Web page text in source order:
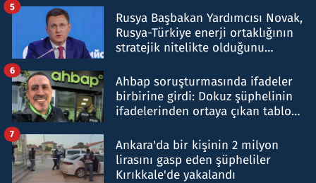
Rusya Başbakan Yardımcısı Novak,
Rusya-Türkiye enerji ortaklığının
stratejik nitelikte olduğunu
5
Ahbap soruşturmasında ifadeler
birbirine girdi: Dokuz şüphelinin
ifadelerinden ortaya çıkan tablo
6
Ankara'da bir kişinin 2 milyon
lirasını gasp eden şüpheliler
Kırıkkale'de yakalandı
7